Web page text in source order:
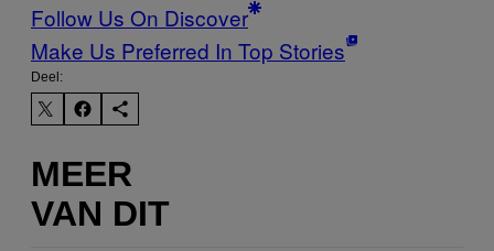
Follow Us On Discover
Make Us Preferred In Top Stories
Deel:
MEER
VAN DIT